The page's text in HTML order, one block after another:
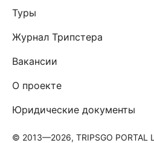
Туры
Журнал Трипстера
Вакансии
О проекте
Юридические документы
© 2013—2026, TRIPSGO PORTAL